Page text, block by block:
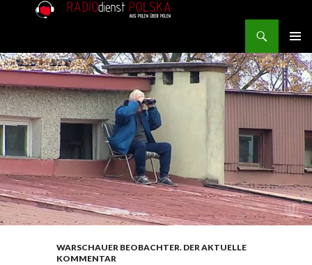
MENU
WARSCHAUER BEOBACHTER. DER AKTUELLE
KOMMENTAR